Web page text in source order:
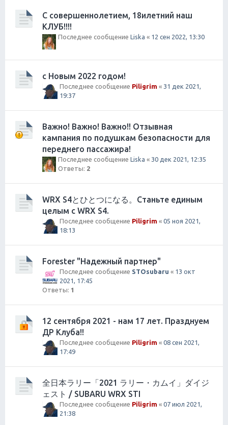
С совершеннолетием, 18илетний наш
КЛУБ!!!!
Последнее сообщение Liska « 12 сен 2022, 13:30
с Новым 2022 годом!
Последнее сообщение Piligrim « 31 дек 2021,
19:37
Важно! Важно! Важно!! Отзывная
кампания по подушкам безопасности для
переднего пассажира!
Последнее сообщение Liska « 30 дек 2021, 12:35
Ответы: 2
WRX S4とひとつになる。Станьте единым
целым с WRX S4.
Последнее сообщение Piligrim « 05 ноя 2021,
18:13
Forester "Надежный партнер"
Последнее сообщение STOsubaru « 13 окт
2021, 17:45
Ответы: 1
12 сентября 2021 - нам 17 лет. Празднуем
ДР Клуба!!
Последнее сообщение Piligrim « 08 сен 2021,
17:49
全日本ラリー「2021 ラリー・カムイ」ダイジ
ェスト / SUBARU WRX STI
Последнее сообщение Piligrim « 07 июл 2021,
21:38